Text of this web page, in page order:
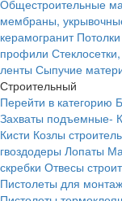
Общестроительные
мембраны,
керамогранит Потолки
профили
ленты Сыпучие
Строительный
Перейти в категорию
Захваты подъемные-
Кисти Козлы
гвоздодеры Лопаты
скребки Отвесы
Пистолеты для